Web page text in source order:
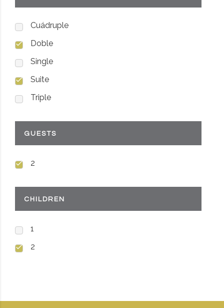
Cuádruple
Doble
Single
Suite
Triple
GUESTS
2
CHILDREN
1
2